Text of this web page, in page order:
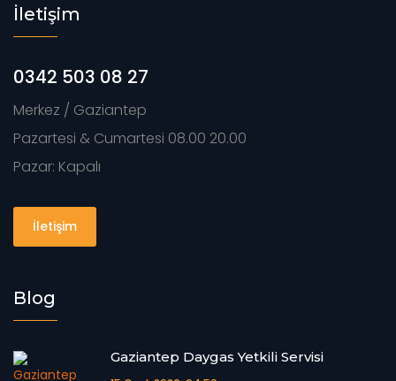
İletişim
0342 503 08 27
Merkez / Gaziantep
Pazartesi & Cumartesi 08.00 20.00
Pazar: Kapalı
İletişim
Blog
Gaziantep Daygas Yetkili Servisi